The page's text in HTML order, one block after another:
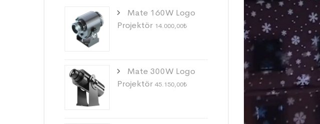
Mate 160W Logo
Projektör 14.000,00₺
Mate 300W Logo
Projektör 45.150,00₺